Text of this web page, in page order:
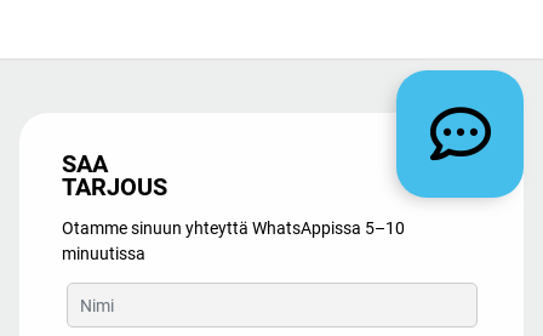
SAA
TARJOUS
Otamme sinuun yhteyttä WhatsAppissa 5–10
minuutissa